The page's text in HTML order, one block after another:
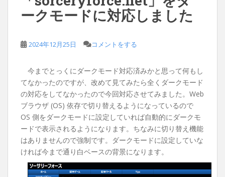
ークモードに対応しました
2024年12月25日 コメントをする
今までとっくにダークモード対応済みかと思って何もし
てなかったのですが、改めて見てみたら全くダークモード
の対応をしてなかったので今回対応させてみました。Web
ブラウザ (OS) 依存で切り替えるようになっているので
OS 側をダークモードに設定していれば自動的にダークモ
ードで表示されるようになります。ちなみに切り替え機能
はありませんので強制です。ダークモードに設定していな
ければ今まで通り白ベースの背景になります。